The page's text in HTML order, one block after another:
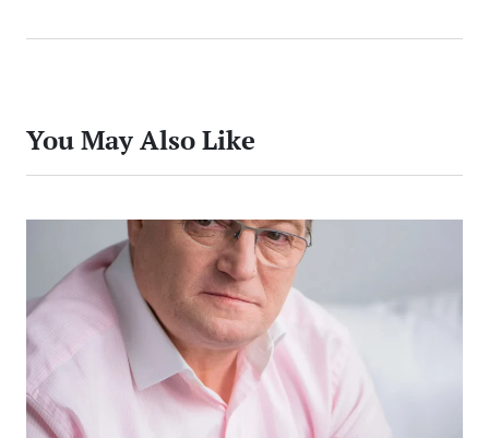
You May Also Like